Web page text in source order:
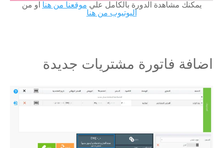
يمكنك مشاهدة الدورة بالكامل علي موقعنا من هنا او من
اليوتيوب من هنا
اضافة فاتورة مشتريات جديدة